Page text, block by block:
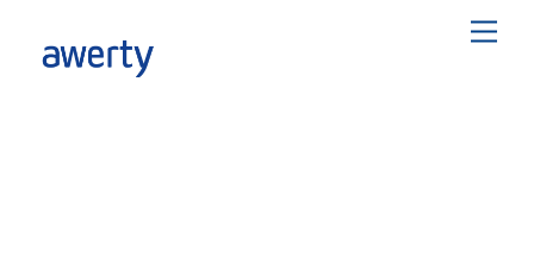
content